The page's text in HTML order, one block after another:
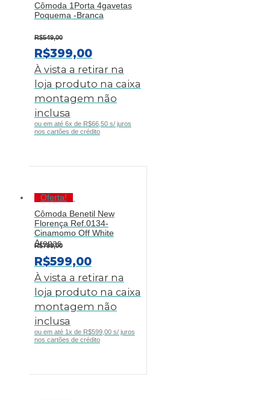
Cômoda 1Porta 4gavetas
Poquema -Branca
R$549,00
O
PREÇO
ORIGINAL
ERA:
R$549,00.
R$399,00O
PREÇO
ATUAL
É:
À vista a retirar na
loja produto na caixa
montagem não
inclusa
ou em até 6x de R$66,50 s/ juros
nos cartões de crédito
Oferta!
Cômoda Benetil New
Florença Ref.0134-
Cinamomo Off White
Arenas
R$799,00
O
PREÇO
ORIGINAL
ERA:
R$799,00.
R$599,00O
PREÇO
ATUAL
É:
À vista a retirar na
loja produto na caixa
montagem não
inclusa
ou em até 1x de R$599,00 s/ juros
nos cartões de crédito